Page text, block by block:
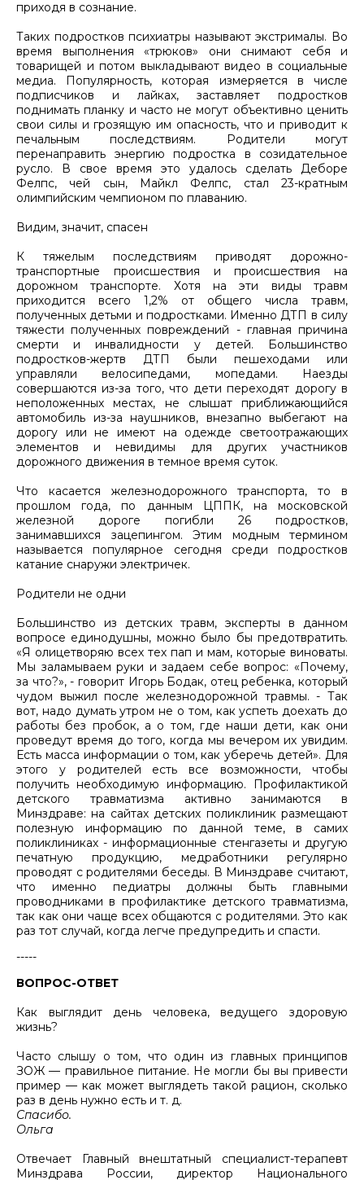
приходя в сознание.
Таких подростков психиатры называют экстрималы. Во
время выполнения «трюков» они снимают себя и
товарищей и потом выкладывают видео в социальные
медиа. Популярность, которая измеряется в числе
подписчиков и лайках, заставляет подростков
поднимать планку и часто не могут объективно ценить
свои силы и грозящую им опасность, что и приводит к
печальным последствиям. Родители могут
перенаправить энергию подростка в созидательное
русло. В свое время это удалось сделать Деборе
Фелпс, чей сын, Майкл Фелпс, стал 23-кратным
олимпийским чемпионом по плаванию.
Видим, значит, спасен
К тяжелым последствиям приводят дорожно-
транспортные происшествия и происшествия на
дорожном транспорте. Хотя на эти виды травм
приходится всего 1,2% от общего числа травм,
полученных детьми и подростками. Именно ДТП в силу
тяжести полученных повреждений - главная причина
смерти и инвалидности у детей. Большинство
подростков-жертв ДТП были пешеходами или
управляли велосипедами, мопедами. Наезды
совершаются из-за того, что дети переходят дорогу в
неположенных местах, не слышат приближающийся
автомобиль из-за наушников, внезапно выбегают на
дорогу или не имеют на одежде светоотражающих
элементов и невидимы для других участников
дорожного движения в темное время суток.
Что касается железнодорожного транспорта, то в
прошлом года, по данным ЦППК, на московской
железной дороге погибли 26 подростков,
занимавшихся зацепингом. Этим модным термином
называется популярное сегодня среди подростков
катание снаружи электричек.
Родители не одни
Большинство из детских травм, эксперты в данном
вопросе единодушны, можно было бы предотвратить.
«Я олицетворяю всех тех пап и мам, которые виноваты.
Мы заламываем руки и задаем себе вопрос: «Почему,
за что?», - говорит Игорь Бодак, отец ребенка, который
чудом выжил после железнодорожной травмы. - Так
вот, надо думать утром не о том, как успеть доехать до
работы без пробок, а о том, где наши дети, как они
проведут время до того, когда мы вечером их увидим.
Есть масса информации о том, как уберечь детей». Для
этого у родителей есть все возможности, чтобы
получить необходимую информацию. Профилактикой
детского травматизма активно занимаются в
Минздраве: на сайтах детских поликлиник размещают
полезную информацию по данной теме, в самих
поликлиниках - информационные стенгазеты и другую
печатную продукцию, медработники регулярно
проводят с родителями беседы. В Минздраве считают,
что именно педиатры должны быть главными
проводниками в профилактике детского травматизма,
так как они чаще всех общаются с родителями. Это как
раз тот случай, когда легче предупредить и спасти.
-----
ВОПРОС-ОТВЕТ
Как выглядит день человека, ведущего здоровую
жизнь?
Часто слышу о том, что один из главных принципов
ЗОЖ — правильное питание. Не могли бы вы привести
пример — как может выглядеть такой рацион, сколько
раз в день нужно есть и т. д.
Спасибо.
Ольга
Отвечает Главный внештатный специалист-терапевт
Минздрава России, директор Национального